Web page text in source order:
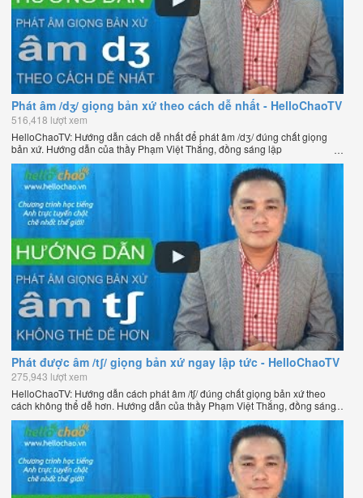
Phát âm /dʒ/ giọng bản xứ theo cách dễ nhất - HelloChaoTV
516,418 lượt xem
HelloChaoTV: Hướng dẫn cách dễ nhất để phát âm /dʒ/ đúng chất giọng
bản xứ. Hướng dẫn của thầy Phạm Việt Thắng, đồng sáng lập
HelloChao.vn - Chương trình dạy tiếng Anh trực tuyến chặt chẽ nhất thế
giới.
Phát được âm /tʃ/ giọng bản xứ ngay lập tức - HelloChaoTV
275,943 lượt xem
HelloChaoTV: Hướng dẫn cách phát âm /tʃ/ đúng chất giọng bản xứ theo
cách không thể dễ hơn. Hướng dẫn của thầy Phạm Việt Thắng, đồng sáng
lập HelloChao.vn - Chương trình dạy tiếng Anh trực tuyến chặt chẽ nhất
thế giới.